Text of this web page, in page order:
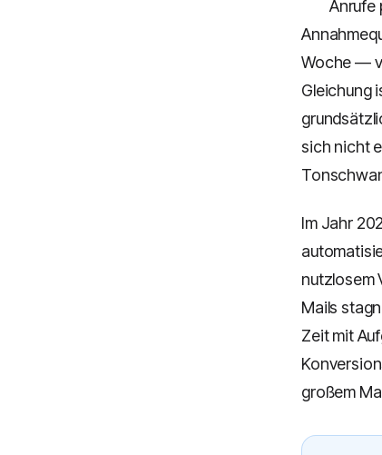
Anrufe
Woche —
Gleichung
sich nicht
Im Jahr
nutzlosem
Mails
Zeit mit
großem